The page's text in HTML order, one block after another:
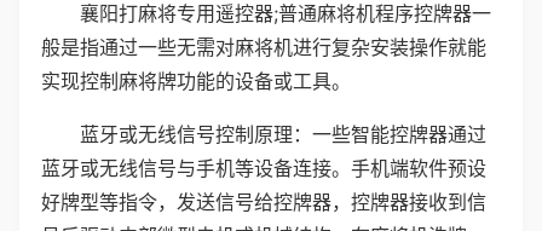
襄阳打麻将专用遥控器;普通麻将机程序控牌器一
般是指通过一些无需对麻将机进行复杂安装操作就能
实现控制麻将牌功能的设备或工具。
蓝牙或无线信号控制原理：一些智能控牌器通过
蓝牙或无线信号与手机等设备连接。手机端软件预设
好牌型等指令，发送信号给控牌器，控牌器接收到信